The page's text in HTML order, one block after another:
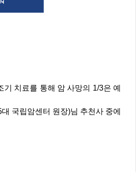
치료를 통해 암 사망의 1/3은 예
센터 원장)님 추천사 중에